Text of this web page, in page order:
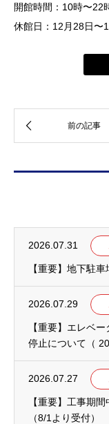
開館時間：10時〜22
休館日：12月28日〜
2026.07.31
【重要】地下駐
2026.07.29
【重要】エレベ
停止について（
2026.07.27
【重要】工事期
（8/1より受付）